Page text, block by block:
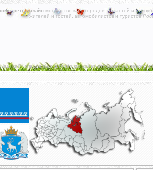
онлайн множество карт городов, областей и
жителей и гостей, автомобилистов и туристов
Наш сайт специально для тех кто хочет отправится в дорогу